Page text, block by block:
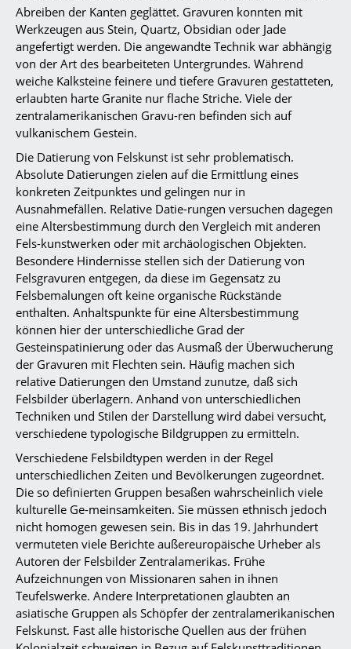
Abreiben der Kanten geglättet. Gravuren konnten mit
Werkzeugen aus Stein, Quartz, Obsidian oder Jade
angefertigt werden. Die angewandte Technik war abhängig
von der Art des bearbeiteten Untergrundes. Während
weiche Kalksteine feinere und tiefere Gravuren gestatteten,
erlaubten harte Granite nur flache Striche. Viele der
zentralamerikanischen Gravu-ren befinden sich auf
vulkanischem Gestein.
Die Datierung von Felskunst ist sehr problematisch.
Absolute Datierungen zielen auf die Ermittlung eines
konkreten Zeitpunktes und gelingen nur in
Ausnahmefällen. Relative Datie-rungen versuchen dagegen
eine Altersbestimmung durch den Vergleich mit anderen
Fels-kunstwerken oder mit archäologischen Objekten.
Besondere Hindernisse stellen sich der Datierung von
Felsgravuren entgegen, da diese im Gegensatz zu
Felsbemalungen oft keine organische Rückstände
enthalten. Anhaltspunkte für eine Altersbestimmung
können hier der unterschiedliche Grad der
Gesteinspatinierung oder das Ausmaß der Überwucherung
der Gravuren mit Flechten sein. Häufig machen sich
relative Datierungen den Umstand zunutze, daß sich
Felsbilder überlagern. Anhand von unterschiedlichen
Techniken und Stilen der Darstellung wird dabei versucht,
verschiedene typologische Bildgruppen zu ermitteln.
Verschiedene Felsbildtypen werden in der Regel
unterschiedlichen Zeiten und Bevölkerungen zugeordnet.
Die so definierten Gruppen besaßen wahrscheinlich viele
kulturelle Ge-meinsamkeiten. Sie müssen ethnisch jedoch
nicht homogen gewesen sein. Bis in das 19. Jahrhundert
vermuteten viele Berichte außereuropäische Urheber als
Autoren der Felsbilder Zentralamerikas. Frühe
Aufzeichnungen von Missionaren sahen in ihnen
Teufelswerke. Andere Interpretationen glaubten an
asiatische Gruppen als Schöpfer der zentralamerikanischen
Felskunst. Fast alle historische Quellen aus der frühen